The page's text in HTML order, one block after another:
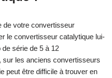
de votre convertisseur
le convertisseur catalytique lui-
série de 5 à 12
les anciens convertisseurs
peut être difficile à trouver en